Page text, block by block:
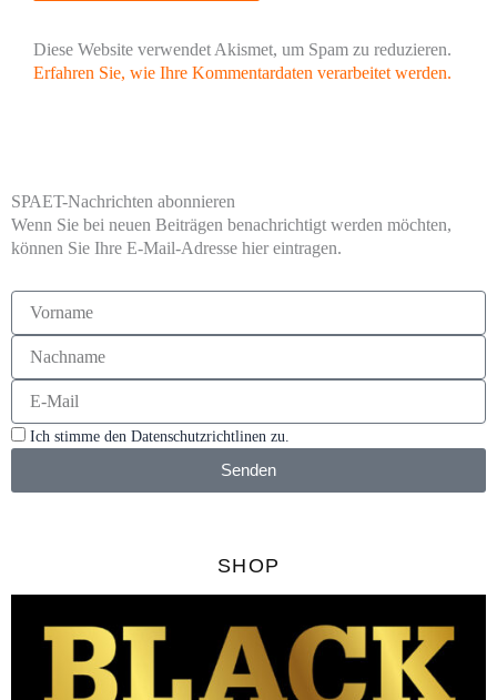
Diese Website verwendet Akismet, um Spam zu reduzieren.
Erfahren Sie, wie Ihre Kommentardaten verarbeitet werden.
SPAET-Nachrichten abonnieren
Wenn Sie bei neuen Beiträgen benachrichtigt werden möchten,
können Sie Ihre E-Mail-Adresse hier eintragen.
Ich stimme den Datenschutzrichtlinen zu.
Senden
SHOP